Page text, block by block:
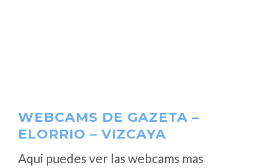
WEBCAMS DE GAZETA –
ELORRIO – VIZCAYA
Aqui puedes ver las webcams mas